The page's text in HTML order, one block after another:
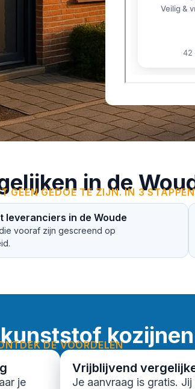
in de
GEEN GEDOE TE ZIJN. IN 3
leveranciers in de Woude
vooraf zijn gescreend op
DE VOORDELEN
je
Vrijblijvend
Je aanvraag is gratis.